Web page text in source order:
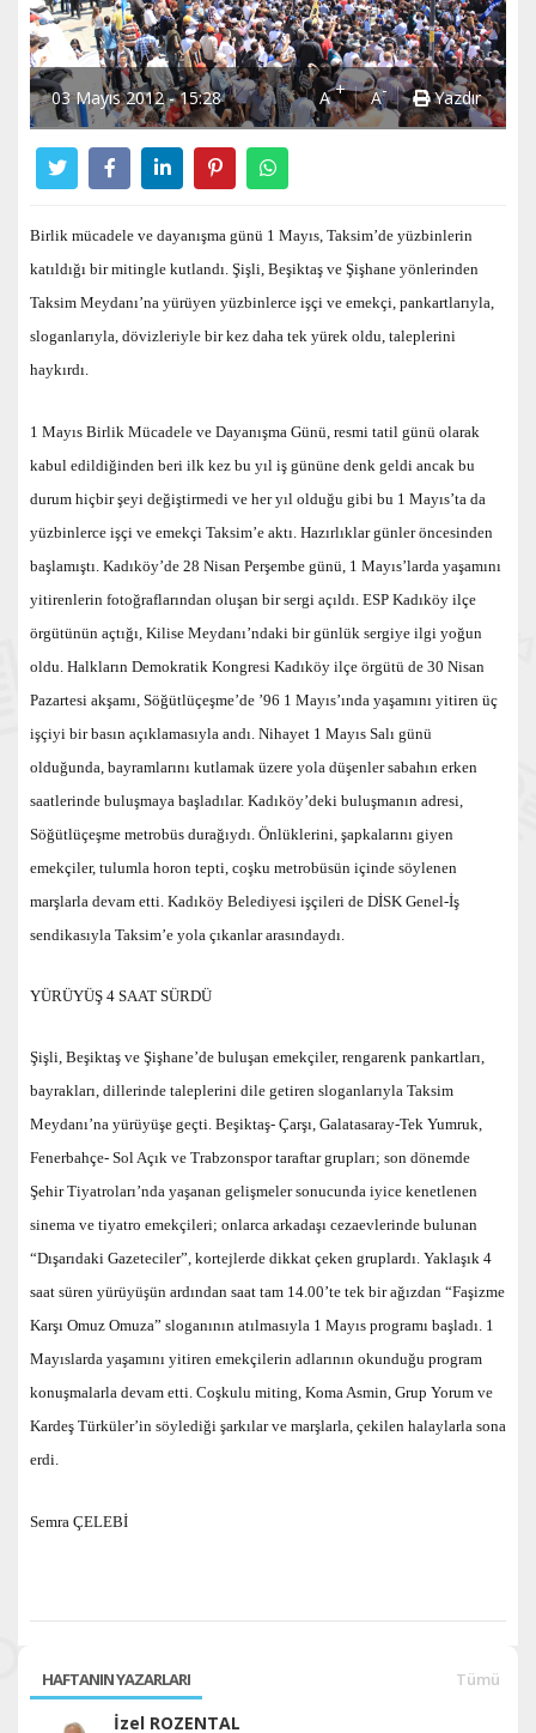
03 Mayıs 2012 - 15:28 A+ A- Yazdır
Birlik mücadele ve dayanışma günü 1 Mayıs, Taksim’de yüzbinlerin
katıldığı bir mitingle kutlandı. Şişli, Beşiktaş ve Şişhane yönlerinden
Taksim Meydanı’na yürüyen yüzbinlerce işçi ve emekçi, pankartlarıyla,
sloganlarıyla, dövizleriyle bir kez daha tek yürek oldu, taleplerini
haykırdı.
1 Mayıs Birlik Mücadele ve Dayanışma Günü, resmi tatil günü olarak
kabul edildiğinden beri ilk kez bu yıl iş gününe denk geldi ancak bu
durum hiçbir şeyi değiştirmedi ve her yıl olduğu gibi bu 1 Mayıs’ta da
yüzbinlerce işçi ve emekçi Taksim’e aktı. Hazırlıklar günler öncesinden
başlamıştı. Kadıköy’de 28 Nisan Perşembe günü, 1 Mayıs’larda yaşamını
yitirenlerin fotoğraflarından oluşan bir sergi açıldı. ESP Kadıköy ilçe
örgütünün açtığı, Kilise Meydanı’ndaki bir günlük sergiye ilgi yoğun
oldu. Halkların Demokratik Kongresi Kadıköy ilçe örgütü de 30 Nisan
Pazartesi akşamı, Söğütlüçeşme’de ’96 1 Mayıs’ında yaşamını yitiren üç
işçiyi bir basın açıklamasıyla andı. Nihayet 1 Mayıs Salı günü
olduğunda, bayramlarını kutlamak üzere yola düşenler sabahın erken
saatlerinde buluşmaya başladılar. Kadıköy’deki buluşmanın adresi,
Söğütlüçeşme metrobüs durağıydı. Önlüklerini, şapkalarını giyen
emekçiler, tulumla horon tepti, coşku metrobüsün içinde söylenen
marşlarla devam etti. Kadıköy Belediyesi işçileri de DİSK Genel-İş
sendikasıyla Taksim’e yola çıkanlar arasındaydı.
YÜRÜYÜŞ 4 SAAT SÜRDÜ
Şişli, Beşiktaş ve Şişhane’de buluşan emekçiler, rengarenk pankartları,
bayrakları, dillerinde taleplerini dile getiren sloganlarıyla Taksim
Meydanı’na yürüyüşe geçti. Beşiktaş- Çarşı, Galatasaray-Tek Yumruk,
Fenerbahçe- Sol Açık ve Trabzonspor taraftar grupları; son dönemde
Şehir Tiyatroları’nda yaşanan gelişmeler sonucunda iyice kenetlenen
sinema ve tiyatro emekçileri; onlarca arkadaşı cezaevlerinde bulunan
“Dışarıdaki Gazeteciler”, kortejlerde dikkat çeken gruplardı. Yaklaşık 4
saat süren yürüyüşün ardından saat tam 14.00’te tek bir ağızdan “Faşizme
Karşı Omuz Omuza” sloganının atılmasıyla 1 Mayıs programı başladı. 1
Mayıslarda yaşamını yitiren emekçilerin adlarının okunduğu program
konuşmalarla devam etti. Coşkulu miting, Koma Asmin, Grup Yorum ve
Kardeş Türküler’in söylediği şarkılar ve marşlarla, çekilen halaylarla sona
erdi.
Semra ÇELEBİ
HAFTANIN YAZARLARI Tümü
İzel ROZENTAL